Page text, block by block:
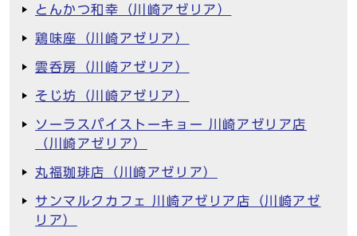
とんかつ和幸（川崎アゼリア）
鶏味座（川崎アゼリア）
雲呑房（川崎アゼリア）
そじ坊（川崎アゼリア）
ソーラスパイストーキョー 川崎アゼリア店
（川崎アゼリア）
丸福珈琲店（川崎アゼリア）
サンマルクカフェ 川崎アゼリア店（川崎アゼ
リア）